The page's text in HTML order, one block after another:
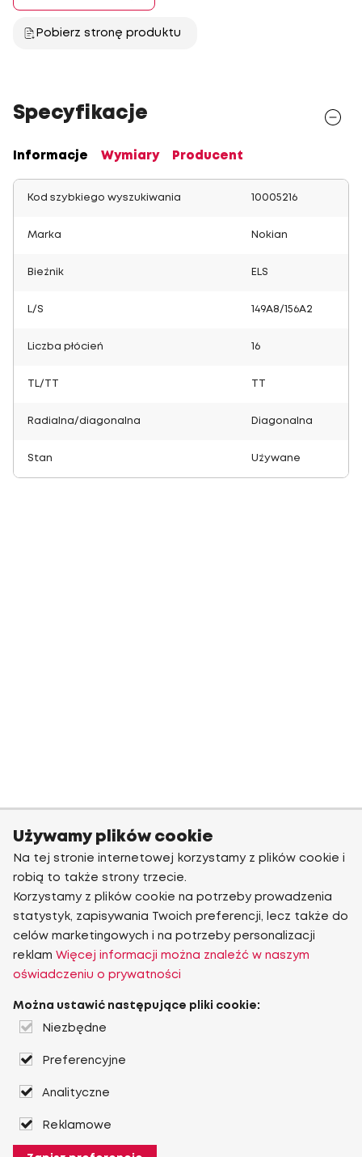
Pobierz stronę produktu
Specyfikacje
Informacje Wymiary Producent
Kod szybkiego wyszukiwania 10005216
Marka Nokian
Bieżnik ELS
L/S 149A8/156A2
Liczba płócień 16
TL/TT
Radialna/diagonalna Diagonalna
Stan Używane
Używamy plików cookie
Na tej stronie internetowej korzystamy z plików cookie i
robią to także strony trzecie.
Korzystamy z plików cookie na potrzeby prowadzenia
statystyk, zapisywania Twoich preferencji, lecz także do
celów marketingowych i na potrzeby personalizacji
reklam Więcej informacji można znaleźć w naszym
oświadczeniu o prywatności
Można ustawić następujące pliki cookie:
Niezbędne
Preferencyjne
Analityczne
Reklamowe